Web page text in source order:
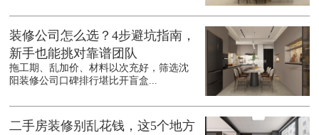
装修公司怎么选？4步避坑指南，
新手也能挑对靠谱团队
拖工期、乱加价、材料以次充好，筛选沈
阳装修公司口碑排行堪比开盲盒...
二手房装修别乱花钱，这5个地方